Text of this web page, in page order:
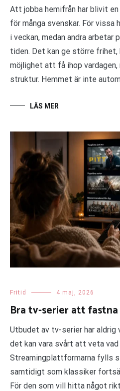
Att jobba hemifrån har blivit
för många svenskar. För vissa
i veckan, medan andra arbetar
tiden. Det kan ge större
möjlighet att få ihop
struktur. Hemmet är inte
LÄS MER
Fritid 4 maj, 2026
Bra tv-serier att
Utbudet av tv-serier har aldrig
det kan vara svårt att veta
Streamingplattformarna fylls
samtidigt som klassiker
För den som vill hitta något